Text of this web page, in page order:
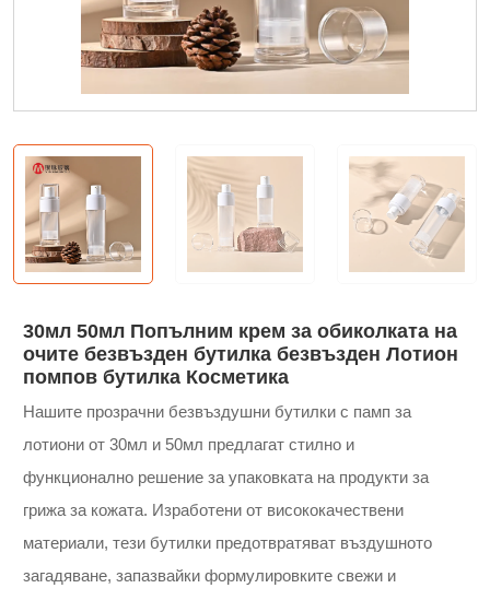
30мл 50мл Попълним крем за обиколката на
очите безвъзден бутилка безвъзден Лотион
помпов бутилка Косметика
Нашите прозрачни безвъздушни бутилки с памп за
лотиони от 30мл и 50мл предлагат стилно и
функционално решение за упаковката на продукти за
грижа за кожата. Изработени от висококачествени
материали, тези бутилки предотвратяват въздушното
загадяване, запазвайки формулировките свежи и